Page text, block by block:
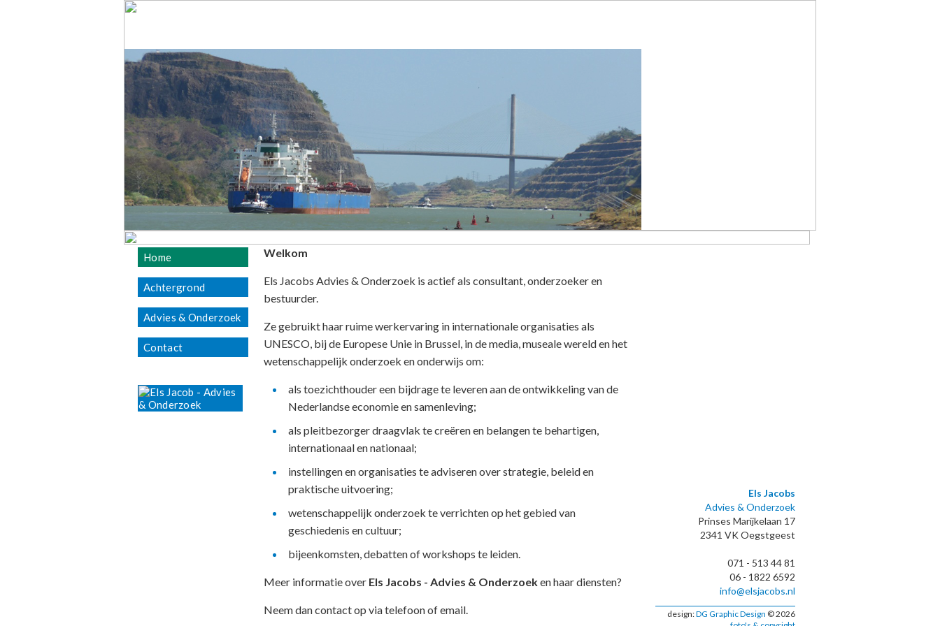
Home
Achtergrond
Advies & Onderzoek
Contact
Welkom
Els Jacobs Advies & Onderzoek is actief als consultant, onderzoeker en
bestuurder.
Ze gebruikt haar ruime werkervaring in internationale organisaties als
UNESCO, bij de Europese Unie in Brussel, in de media, museale wereld en het
wetenschappelijk onderzoek en onderwijs om:
als toezichthouder een bijdrage te leveren aan de ontwikkeling van de
Nederlandse economie en samenleving;
als pleitbezorger draagvlak te creëren en belangen te behartigen,
internationaal en nationaal;
instellingen en organisaties te adviseren over strategie, beleid en
praktische uitvoering;
wetenschappelijk onderzoek te verrichten op het gebied van
geschiedenis en cultuur;
bijeenkomsten, debatten of workshops te leiden.
Meer informatie over Els Jacobs - Advies & Onderzoeken haar diensten?
Neem dan contact op via telefoon of email.
Els Jacobs
Advies & Onderzoek
Prinses Marijkelaan 17
2341 VK Oegstgeest
071 - 513 44 81
06 - 1822 6592
info@elsjacobs.nl
design:DG Graphic Design © 2026